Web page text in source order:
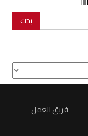
فريق العمل